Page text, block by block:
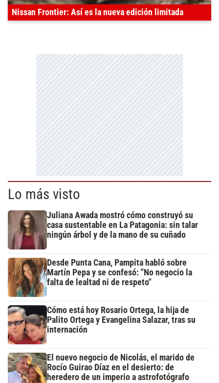
Nissan Frontier: Así es la nueva edición limitada
Lo más visto
Juliana Awada mostró cómo construyó su
casa sustentable en La Patagonia: sin talar
ningún árbol y de la mano de su cuñado
Desde Punta Cana, Pampita habló sobre
Martín Pepa y se confesó: "No negocio la
falta de lealtad ni de respeto"
Cómo está hoy Rosario Ortega, la hija de
Palito Ortega y Evangelina Salazar, tras su
internación
El nuevo negocio de Nicolás, el marido de
Rocío Guirao Díaz en el desierto: de
heredero de un imperio a astrofotógrafo